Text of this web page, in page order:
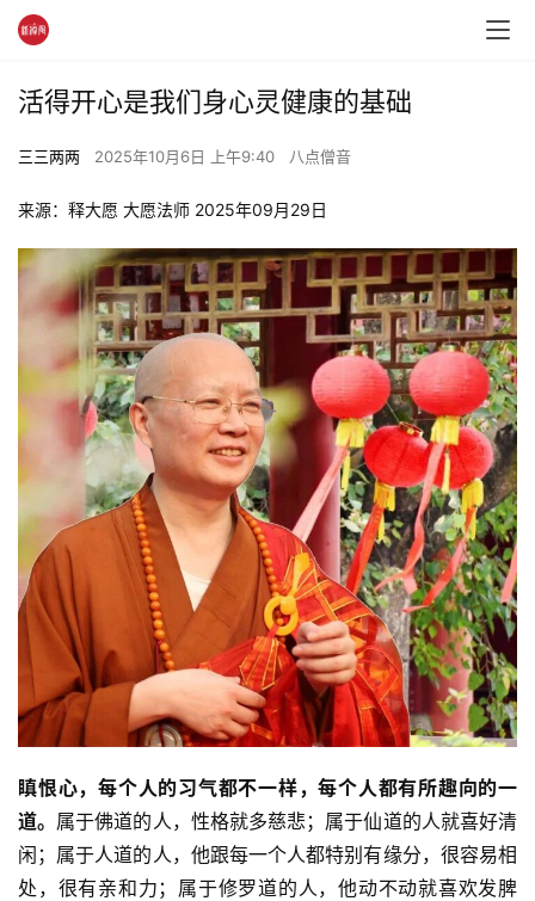
活得开心是我们身心灵健康的基础
三三两两 2025年10月6日 上午9:40 八点僧音
来源：释大愿 大愿法师 2025年09月29日
瞋恨心，每个人的习气都不一样，每个人都有所趣向的一
道。 属于佛道的人，性格就多慈悲；属于仙道的人就喜好清
闲；属于人道的人，他跟每一个人都特别有缘分，很容易相
处，很有亲和力；属于修罗道的人，他动不动就喜欢发脾